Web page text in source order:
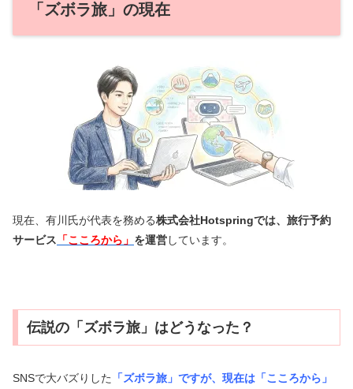
「ズボラ旅」の現在
現在、有川氏が代表を務める株式会社Hotspringでは、旅行予約
サービス 「こころから」 を運営しています。
伝説の「ズボラ旅」はどうなった？
SNSで大バズりした 「ズボラ旅」ですが、現在は 「こころから」